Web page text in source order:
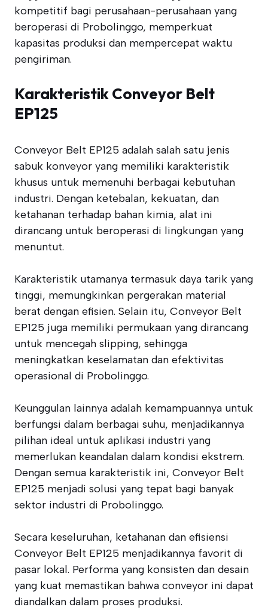
kompetitif bagi perusahaan-perusahaan yang
beroperasi di Probolinggo, memperkuat
kapasitas produksi dan mempercepat waktu
pengiriman.
Karakteristik Conveyor Belt
EP125
Conveyor Belt EP125 adalah salah satu jenis
sabuk konveyor yang memiliki karakteristik
khusus untuk memenuhi berbagai kebutuhan
industri. Dengan ketebalan, kekuatan, dan
ketahanan terhadap bahan kimia, alat ini
dirancang untuk beroperasi di lingkungan yang
menuntut.
Karakteristik utamanya termasuk daya tarik yang
tinggi, memungkinkan pergerakan material
berat dengan efisien. Selain itu, Conveyor Belt
EP125 juga memiliki permukaan yang dirancang
untuk mencegah slipping, sehingga
meningkatkan keselamatan dan efektivitas
operasional di Probolinggo.
Keunggulan lainnya adalah kemampuannya untuk
berfungsi dalam berbagai suhu, menjadikannya
pilihan ideal untuk aplikasi industri yang
memerlukan keandalan dalam kondisi ekstrem.
Dengan semua karakteristik ini, Conveyor Belt
EP125 menjadi solusi yang tepat bagi banyak
sektor industri di Probolinggo.
Secara keseluruhan, ketahanan dan efisiensi
Conveyor Belt EP125 menjadikannya favorit di
pasar lokal. Performa yang konsisten dan desain
yang kuat memastikan bahwa conveyor ini dapat
diandalkan dalam proses produksi.